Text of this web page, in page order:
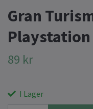
Gran
89 kr
I Lager